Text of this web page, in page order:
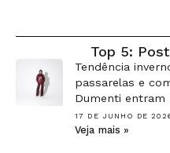
Top 5:
Tendência
passarelas e
Dumenti entram
17 DE JUNHO DE
Veja mais »